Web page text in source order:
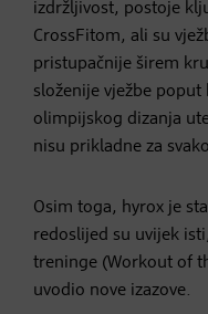
izdržljivost, postoje
CrossFitom, ali su
pristupačnije širem
složenije vježbe
olimpijskog dizanja
nisu prikladne za
Osim toga, hyrox je
redoslijed su uvijek
treninge (Workout of
uvodio nove izazove.